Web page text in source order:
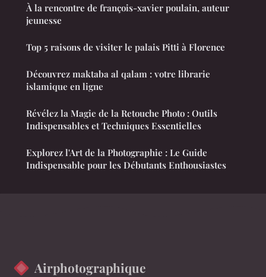
À la rencontre de françois-xavier poulain, auteur
jeunesse
Top 5 raisons de visiter le palais Pitti à Florence
Découvrez maktaba al qalam : votre librarie
islamique en ligne
Révélez la Magie de la Retouche Photo : Outils
Indispensables et Techniques Essentielles
Explorez l'Art de la Photographie : Le Guide
Indispensable pour les Débutants Enthousiastes
Airphotographique